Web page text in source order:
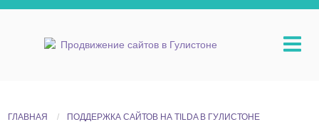
ГЛАВНАЯ ПОДДЕРЖКА САЙТОВ НА TILDA В ГУЛИСТОНЕ